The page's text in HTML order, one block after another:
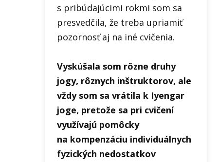
s pribúdajúcimi rokmi som sa
presvedčila, že treba upriamiť
pozornosť aj na iné cvičenia.
Vyskúšala som rôzne druhy
jogy, rôznych inštruktorov, ale
vždy som sa vrátila k Iyengar
joge, pretože sa pri cvičení
využívajú pomôcky
na kompenzáciu individuálnych
fyzických nedostatkov